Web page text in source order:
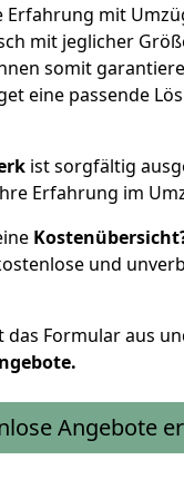
mit
mit jeglicher
somit
eine passende
ist sorgfältig
Erfahrung im
und
das Formular aus
Angebote